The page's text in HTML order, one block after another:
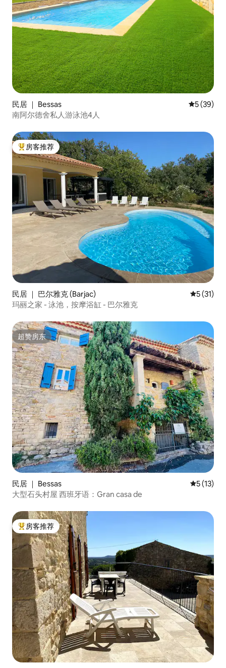
民居 ｜ Bessas 平均评分
5 (39)
南阿尔德舍私人游泳池4人
热门「房客推荐」
房客推荐
民居 ｜ 巴尔雅克 (Barjac) 平均评分
5 (31)
玛丽之家 - 泳池，按摩浴缸 - 巴尔雅克
超赞房东
超赞房东
民居 ｜ Bessas 平均评分
5 (13)
大型石头村屋 西班牙语：Gran casa de
热门「房客推荐」
房客推荐